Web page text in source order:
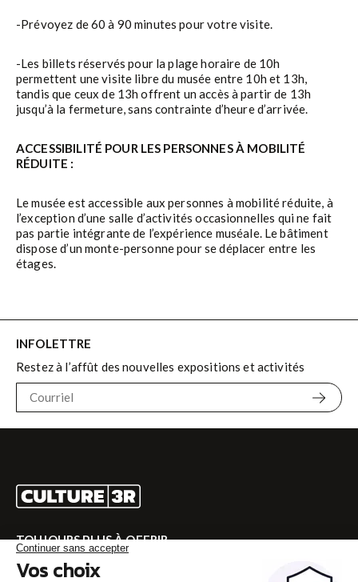
-Prévoyez de 60 à 90 minutes pour votre visite.
-Les billets réservés pour la plage horaire de 10h
permettent une visite libre du musée entre 10h et 13h,
tandis que ceux de 13h offrent un accès à partir de 13h
jusqu’à la fermeture, sans contrainte d’heure d’arrivée.
ACCESSIBILITÉ POUR LES PERSONNES À MOBILITÉ
RÉDUITE :
Le musée est accessible aux personnes à mobilité réduite, à
l’exception d’une salle d’activités occasionnelles qui ne fait
pas partie intégrante de l’expérience muséale. Le bâtiment
dispose d’un monte-personne pour se déplacer entre les
étages.
INFOLETTRE
Restez à l’affût des nouvelles expositions et activités
TOUJOURS PLUS À OFFRIR
Rendez-vous sur CULTURE 3R pour la programmation
complète!